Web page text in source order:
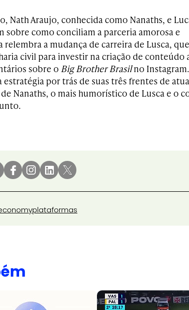
Nath Araujo, conhecida como Nanaths, e
sobre como conciliam a parceria amorosa e
relembra a mudança de carreira de Lusca,
civil para investir na criação de conteúdo
sobre o Big Brother Brasilno
por trás de suas três frentes de
Nanaths, o mais humorístico de Lusca e o
plataformas